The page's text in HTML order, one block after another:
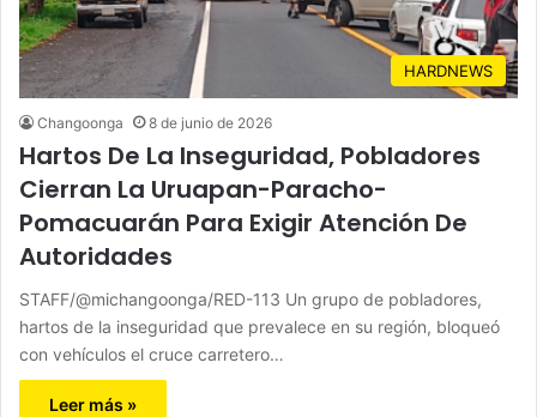
HARDNEWS
Changoonga 8 de junio de 2026
Hartos De La Inseguridad, Pobladores
Cierran La Uruapan-Paracho-
Pomacuarán Para Exigir Atención De
Autoridades
STAFF/@michangoonga/RED-113 Un grupo de pobladores,
hartos de la inseguridad que prevalece en su región, bloqueó
con vehículos el cruce carretero…
Leer más »